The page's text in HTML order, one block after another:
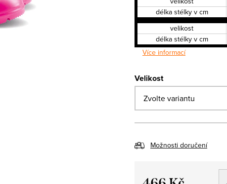
délka stélky v cm
velikost
délka stélky v cm
Více informací
Velikost
Možnosti doručení